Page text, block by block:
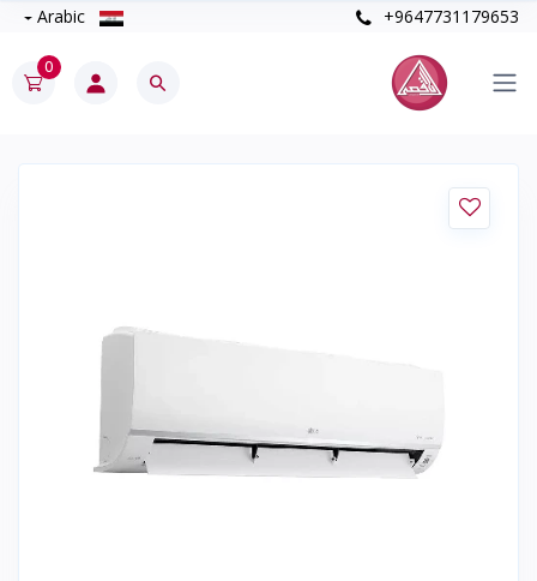
+9647731179653
0